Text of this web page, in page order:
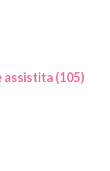
assistita (105)